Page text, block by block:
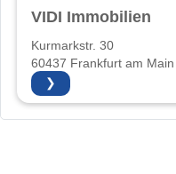
VIDI Immobilien
Kurmarkstr. 30
60437 Frankfurt am Main
❯